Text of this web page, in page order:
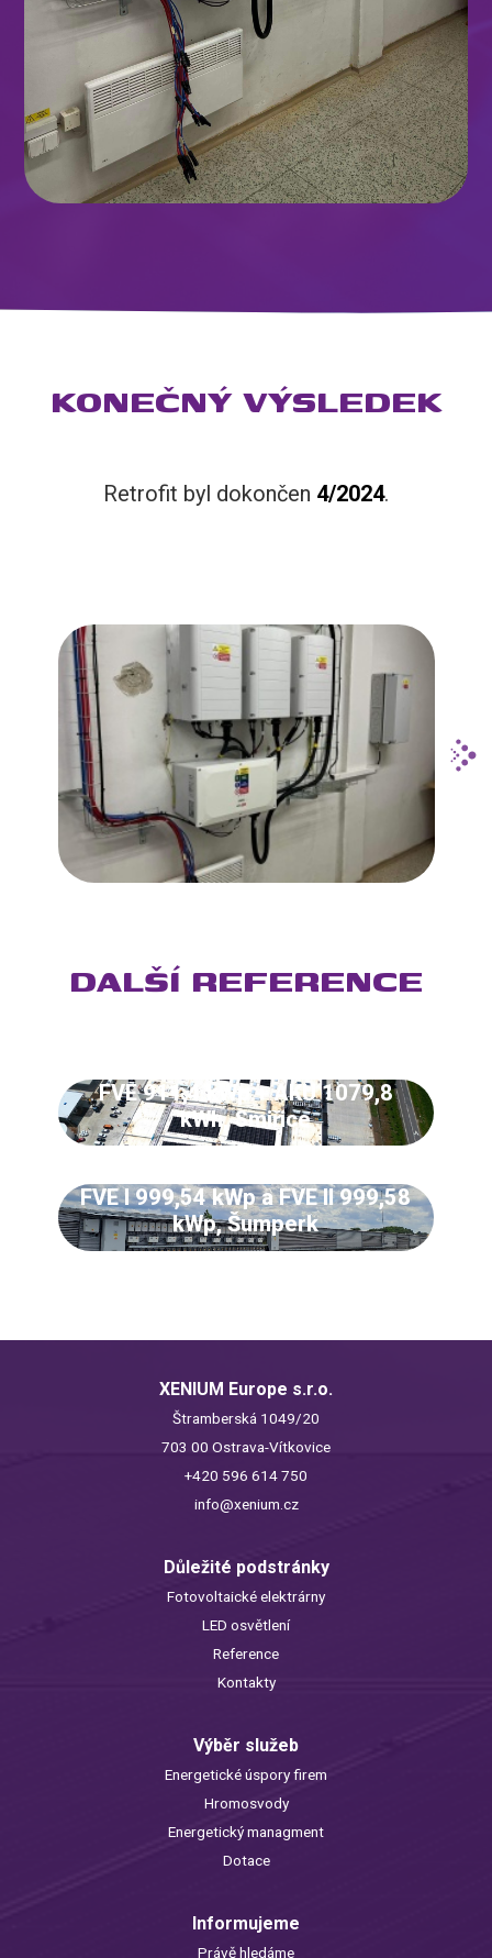
KONEČNÝ VÝSLEDEK
Retrofit byl dokončen 4/2024.
DALŠÍ REFERENCE
FVE 911,4 kWp + AKU 1079,8
kWh, Smiřice
FVE I 999,54 kWp a FVE II 999,58
kWp, Šumperk
XENIUM Europe s.r.o.
Štramberská 1049/20
703 00 Ostrava-Vítkovice
+420 596 614 750
info@xenium.cz
Důležité podstránky
Fotovoltaické elektrárny
LED osvětlení
Reference
Kontakty
Výběr služeb
Energetické úspory firem
Hromosvody
Energetický managment
Dotace
Informujeme
Právě hledáme